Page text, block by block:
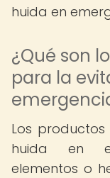
huida en
¿Qué son
para la
Los
huida en
elementos o